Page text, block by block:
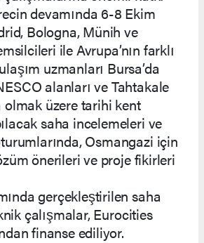
devamında 6-8 Ekim
Bologna, Münih ve
ile Avrupa’nın farklı
uzmanları Bursa’da
alanları ve Tahtakale
üzere tarihi kent
saha incelemeleri ve
Osmangazi için
önerileri ve proje fikirleri
gerçekleştirilen saha
çalışmalar, Eurocities
finanse ediliyor.